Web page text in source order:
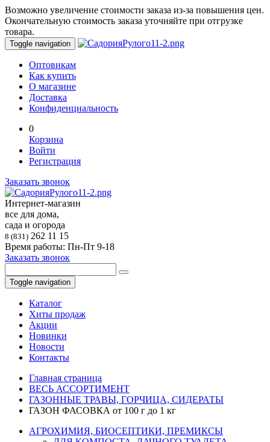
Возможно увеличение стоимости заказа из-за повышения цен.
Окончательную стоимость заказа уточняйте при отгрузке
товара.
Toggle navigation
Оптовикам
Как купить
О магазине
Доставка
Конфиденциальность
0
Корзина
Войти
Регистрация
Заказать звонок
Интернет-магазин
все для дома,
сада и огорода
8 (831) 262 11 15
Время работы: Пн-Пт 9-18
Заказать звонок
Toggle navigation
Каталог
Хиты продаж
Акции
Новинки
Новости
Контакты
Главная страница
ВЕСЬ АССОРТИМЕНТ
ГАЗОННЫЕ ТРАВЫ, ГОРЧИЦА, СИДЕРАТЫ
ГАЗОН ФАСОВКА от 100 г до 1 кг
АГРОХИМИЯ, БИОСЕПТИКИ, ПРЕМИКСЫ